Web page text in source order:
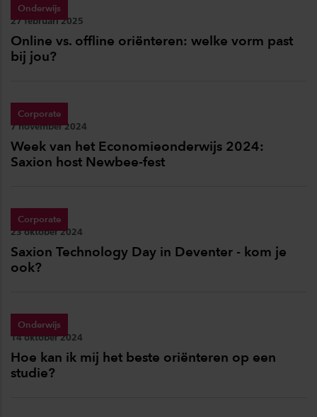
Onderwijs
Publicatiedatum:
27 februari 2025
Online vs. offline oriënteren: welke vorm past
bij jou?
Corporate
Publicatiedatum:
7 november 2024
Week van het Economieonderwijs 2024:
Saxion host Newbee-fest
Corporate
Publicatiedatum:
23 oktober 2024
Saxion Technology Day in Deventer - kom je
ook?
Onderwijs
Publicatiedatum:
14 oktober 2024
Hoe kan ik mij het beste oriënteren op een
studie?